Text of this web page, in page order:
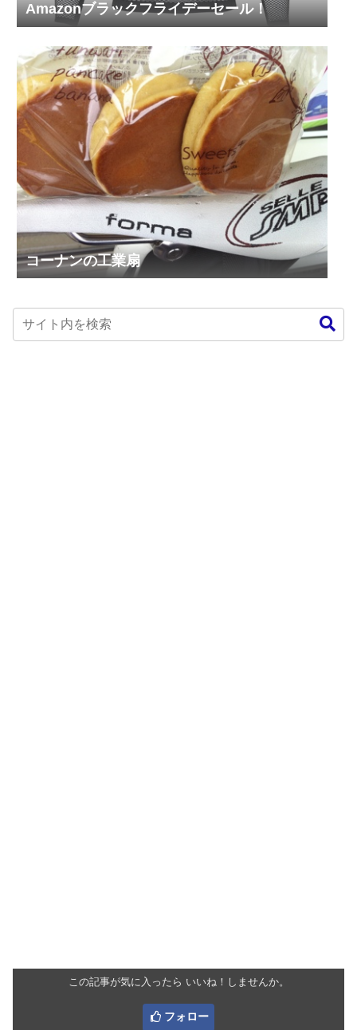
Amazonブラックフライデーセール！
コーナンの工業扇
この記事が気に入ったら いいね！しませんか。
フォロー